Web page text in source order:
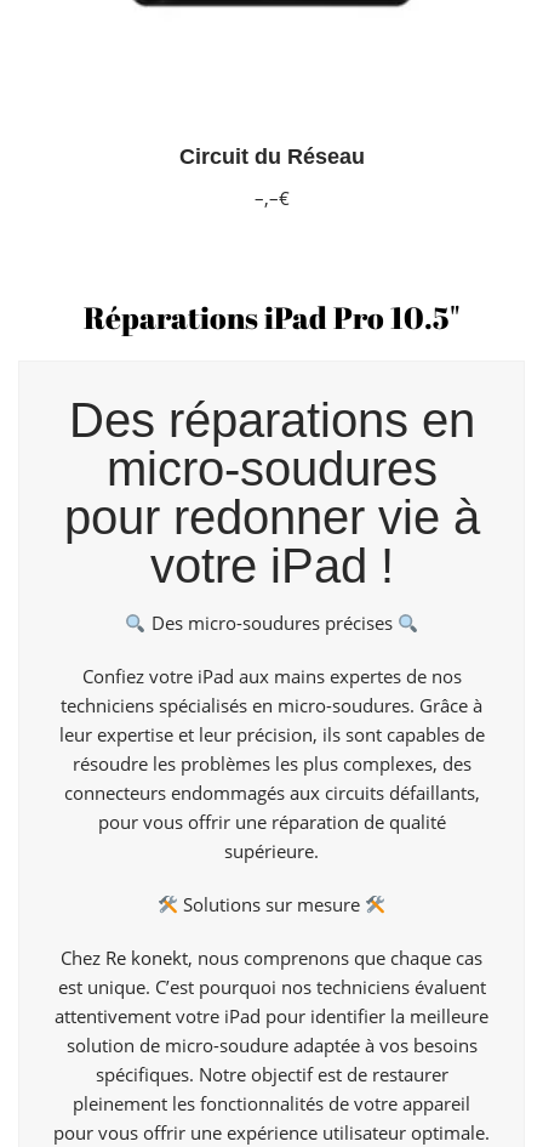
Circuit du Réseau
–,–€
Réparations iPad Pro 10.5"
Des réparations en
micro-soudures
pour redonner vie à
votre iPad !
Des micro-soudures précises
Confiez votre iPad aux mains expertes de nos
techniciens spécialisés en micro-soudures. Grâce à
leur expertise et leur précision, ils sont capables de
résoudre les problèmes les plus complexes, des
connecteurs endommagés aux circuits défaillants,
pour vous offrir une réparation de qualité
supérieure.
Solutions sur mesure
Chez Re konekt, nous comprenons que chaque cas
est unique. C’est pourquoi nos techniciens évaluent
attentivement votre iPad pour identifier la meilleure
solution de micro-soudure adaptée à vos besoins
spécifiques. Notre objectif est de restaurer
pleinement les fonctionnalités de votre appareil
pour vous offrir une expérience utilisateur optimale.